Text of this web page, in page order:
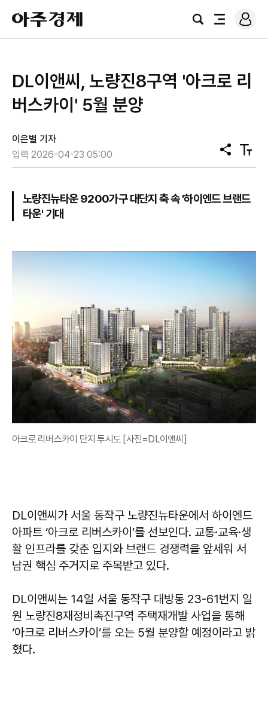
아
주
경
검
전
로
그
DL이앤씨, 노량진8구역 '아크로 리
버스카이' 5월 분양
이은별 기자
입력 2026-04-23 05:00
공
유
텍
스
기
노량진뉴타운 9200가구 대단지 축 속 '하이엔드 브랜드
타운' 기대
아크로 리버스카이 단지 투시도 [사진=DL이앤씨]
DL이앤씨가 서울 동작구 노량진뉴타운에서 하이엔드
아파트 ‘아크로 리버스카이’를 선보인다. 교통·교육·생
활 인프라를 갖춘 입지와 브랜드 경쟁력을 앞세워 서
남권 핵심 주거지로 주목받고 있다.
DL이앤씨는 14일 서울 동작구 대방동 23-61번지 일
원 노량진8재정비촉진구역 주택재개발 사업을 통해
‘아크로 리버스카이’를 오는 5월 분양할 예정이라고 밝
혔다.